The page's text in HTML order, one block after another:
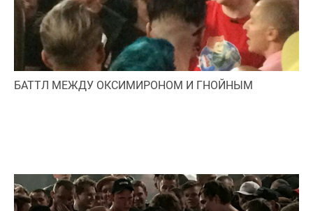
БАТТЛ МЕЖДУ ОКСИМИРОНОМ И ГНОЙНЫМ